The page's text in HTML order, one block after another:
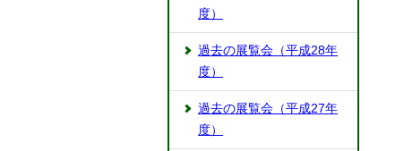
度）
過去の展覧会（平成28年
度）
過去の展覧会（平成27年
度）